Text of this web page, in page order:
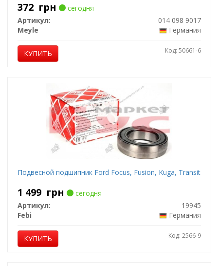
372 грн
сегодня
Артикул:
014 098 9017
Meyle
Германия
КУПИТЬ Код: 50661-6
Подвесной подшипник Ford Focus, Fusion, Kuga, Transit
1 499 грн
сегодня
Артикул:
19945
Febi
Германия
КУПИТЬ Код: 2566-9